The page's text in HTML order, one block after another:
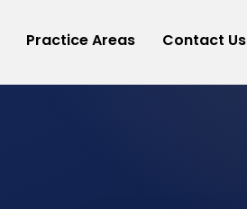
Practice Areas Contact Us